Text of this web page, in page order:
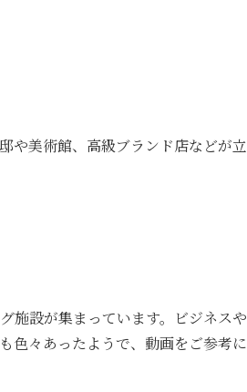
や美術館、高級ブランド店などが立
施設が集まっています。ビジネスや
色々あったようで、動画をご参考に